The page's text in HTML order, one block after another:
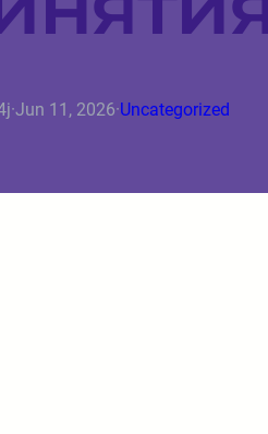
·Jun 11, 2026·Uncategorized